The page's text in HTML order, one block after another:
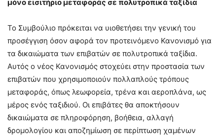
μόνο εισιτήριο μεταφοράς σε πολυτροπικά ταξίδια
Το Συμβούλιο πρόκειται να υιοθετήσει την γενική του
προσέγγιση όσον αφορά τον προτεινόμενο Κανονισμό για
τα δικαιώματα των επιβατών σε πολυτροπικά ταξίδια.
Αυτός ο νέος Κανονισμός στοχεύει στην προστασία των
επιβατών που χρησιμοποιούν πολλαπλούς τρόπους
μεταφοράς, όπως λεωφορεία, τρένα και αεροπλάνα, ως
μέρος ενός ταξιδιού. Οι επιβάτες θα αποκτήσουν
δικαιώματα σε πληροφόρηση, βοήθεια, αλλαγή
δρομολογίου και αποζημίωση σε περίπτωση χαμένων